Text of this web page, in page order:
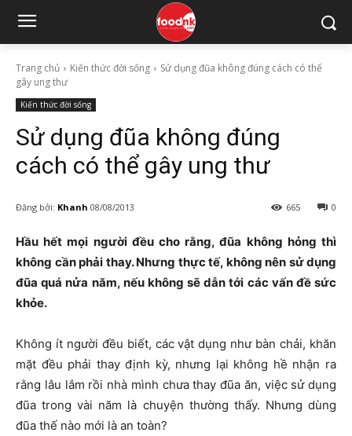
Trang chủ Kiến thức đời sống
Sử dụng đũa không đúng cách có thể
gây ung thư
Kiến thức đời sống
Sử dụng đũa không đúng
cách có thể gây ung thư
Đăng bởi: Khanh 08/08/2013 0
665
Hầu hết mọi người đều cho rằng, đũa không hỏng thì
không cần phải thay. Nhưng thực tế, không nên sử dụng
đũa quá nửa năm, nếu không sẽ dẫn tới các vấn đề sức
khỏe.
Không ít người đều biết, các vật dụng như bàn chải, khăn
mặt đều phải thay định kỳ, nhưng lại không hề nhận ra
rằng lâu lắm rồi nhà mình chưa thay đũa ăn, việc sử dụng
đũa trong vài năm là chuyện thường thấy. Nhưng dùng
đũa thế nào mới là an toàn?